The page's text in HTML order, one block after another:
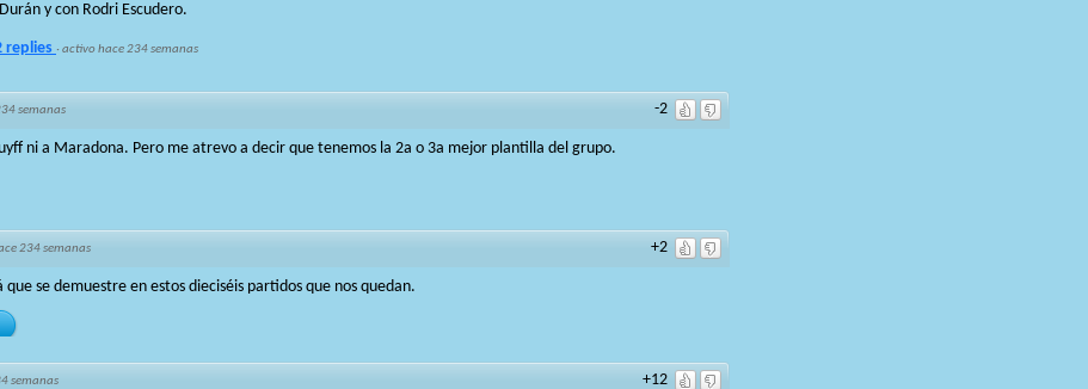
y con Rodri Escudero.
replies ·activo hace 234 semanas
-2
semanas
ni a Maradona. Pero me atrevo a decir que tenemos la 2a o 3a mejor plantilla del grupo.
+2
234 semanas
que se demuestre en estos dieciséis partidos que nos quedan.
+12
semanas